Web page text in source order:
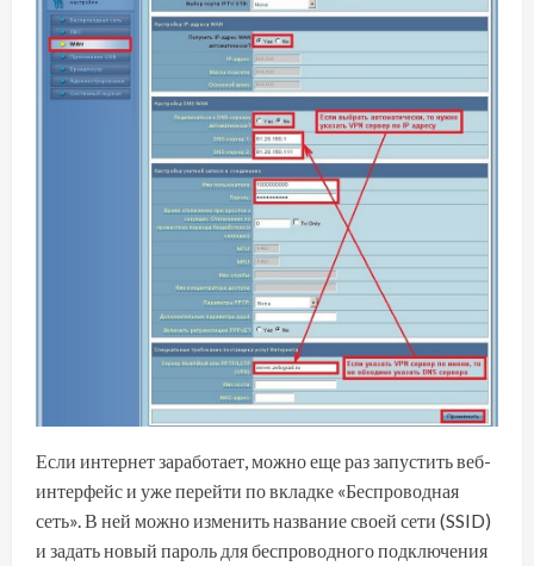
Если интернет заработает, можно еще раз запустить веб-
интерфейс и уже перейти по вкладке «Беспроводная
сеть». В ней можно изменить название своей сети (SSID)
и задать новый пароль для беспроводного подключения